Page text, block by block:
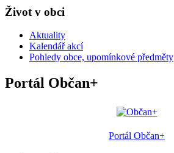
Život v obci
Aktuality
Kalendář akcí
Pohledy obce, upomínkové předměty
Portál Občan+
Portál Občan+